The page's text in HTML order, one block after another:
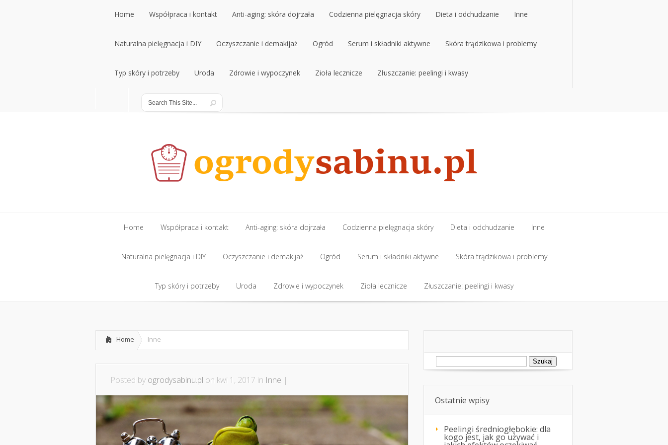
Home
Home
Współpraca i kontakt
Współpraca i kontakt
Anti-aging: skóra dojrzała
Anti-aging: skóra dojrzała
Codzienna pielęgnacja skóry
Codzienna pielęgnacja skóry
Dieta i odchudzanie
Dieta i odchudzanie
Inne
Inne
Naturalna pielęgnacja i DIY
Naturalna pielęgnacja i DIY
Oczyszczanie i demakijaż
Oczyszczanie i demakijaż
Ogród
Ogród
Serum i składniki aktywne
Serum i składniki aktywne
Skóra trądzikowa i problemy
Skóra trądzikowa i problemy
Typ skóry i potrzeby
Typ skóry i potrzeby
Uroda
Uroda
Zdrowie i wypoczynek Zioła lecznicze Złuszczanie: peelingi i kwasy
Home
Home
Współpraca i kontakt
Współpraca i kontakt
Anti-aging: skóra dojrzała
Anti-aging: skóra dojrzała
Codzienna pielęgnacja skóry
Codzienna pielęgnacja skóry
Dieta i odchudzanie
Dieta i odchudzanie
Inne
Inne
Naturalna pielęgnacja i DIY
Naturalna pielęgnacja i DIY
Oczyszczanie i demakijaż
Oczyszczanie i demakijaż
Ogród
Ogród
Serum i składniki aktywne
Serum i składniki aktywne
Skóra trądzikowa i problemy
Skóra trądzikowa i problemy
Typ skóry i potrzeby Uroda Zdrowie i wypoczynek Zioła lecznicze Złuszczanie: peelingi i kwasy
Home Inne
Posted by ogrodysabinu.pl on kwi 1, 2017 in Inne |
Szukaj:
Ostatnie wpisy
Peelingi średniogłębokie: dla
kogo jest, jak go używać i